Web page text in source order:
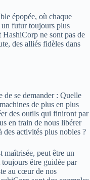
épopée, où chaque
un futur toujours plus
ne sont pas de
des alliés fidèles dans
de se demander : Quelle
de plus en plus
des outils qui finiront par
en train de nous libérer
des activités plus nobles ?
maîtrisée, peut être un
être guidée par
au cœur de nos